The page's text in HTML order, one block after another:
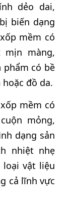
dẻo dai,
biến dạng
mềm có
màng,
phẩm có bề
đồ da.
mềm có
mỏng,
dạng sản
nhiệt nhẹ
loại vật liệu
cả lĩnh vực